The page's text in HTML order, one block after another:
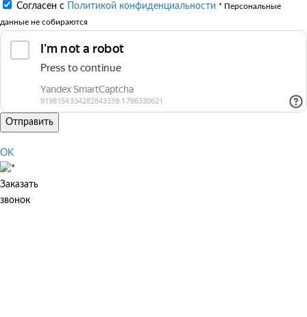
Согласен с
Политикой конфиденциальности * Персональные
данные не собираются
Отправить
OK
Заказать
звонок